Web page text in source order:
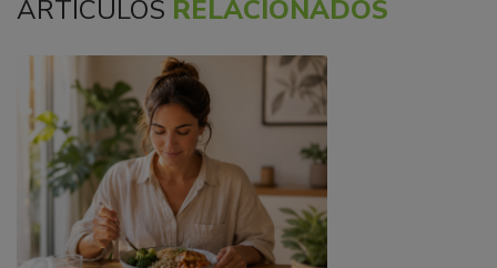
ARTÍCULOS RELACIONADOS